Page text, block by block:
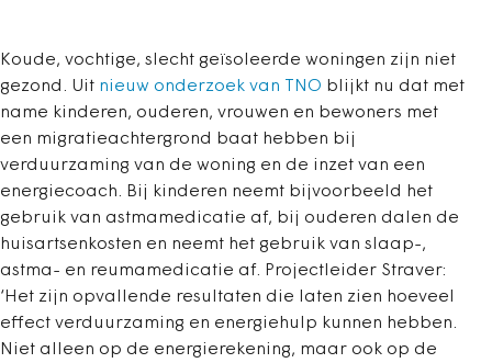
Koude, vochtige, slecht geïsoleerde woningen zijn niet
gezond. Uit nieuw onderzoek van TNO blijkt nu dat met
name kinderen, ouderen, vrouwen en bewoners met
een migratieachtergrond baat hebben bij
verduurzaming van de woning en de inzet van een
energiecoach. Bij kinderen neemt bijvoorbeeld het
gebruik van astmamedicatie af, bij ouderen dalen de
huisartsenkosten en neemt het gebruik van slaap-,
astma- en reumamedicatie af. Projectleider Straver:
‘Het zijn opvallende resultaten die laten zien hoeveel
effect verduurzaming en energiehulp kunnen hebben.
Niet alleen op de energierekening, maar ook op de